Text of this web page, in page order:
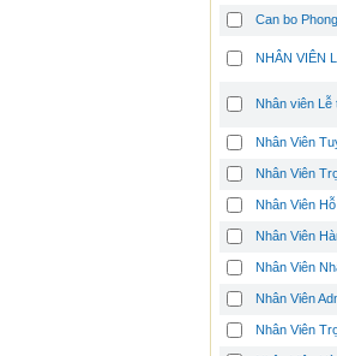
Can bo
NHÂN VIÊN
Nhân viên Lễ
Nhân Viên
Nhân Viên
Nhân Viên
Nhân Viên
Nhân Viên
Nhân Viên
Nhân Viên